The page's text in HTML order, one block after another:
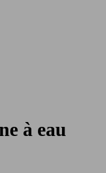
à eau